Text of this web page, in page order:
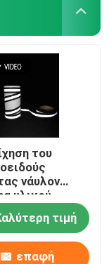
του
νάυλον
υλικού
τιμή
επαφή